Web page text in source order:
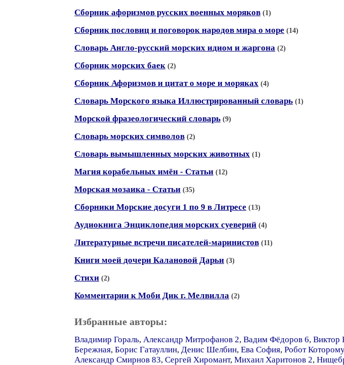
Cборник афоризмов русских военных моряков (1)
Сборник пословиц и поговорок народов мира о море (14)
Словарь Англо-русский морских идиом и жаргона (2)
Сборник морских баек (2)
Сборник Афоризмов и цитат о море и моряках (4)
Словарь Морского языка Иллюстрированный словарь (1)
Морской фразеологический словарь (9)
Словарь морских символов (2)
Словарь вымышленных морских животных (1)
Магия корабельных имён - Статьи (12)
Морская мозаика - Статьи (35)
Сборники Морские досуги 1 по 9 в Литресе (13)
Аудиокнига Энциклопедия морских суеверий (4)
Литературные встречи писателей-маринистов (11)
Книги моей дочери Калановой Дарьи (3)
Стихи (2)
Комментарии к Моби Дик г. Мелвилла (2)
Избранные авторы:
Владимир Гораль, Александр Митрофанов 2, Вадим Фёдоров 6, Виктор
Бережная, Борис Гатауллин, Денис Шелбин, Ева София, Робот
Александр Смирнов 83, Сергей Хиромант, Михаил Харитонов 2,